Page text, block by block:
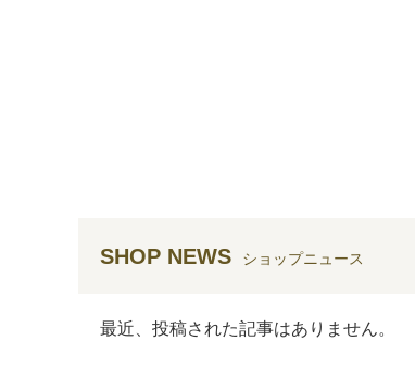
SHOP NEWS ショップニュース
最近、投稿された記事はありません。